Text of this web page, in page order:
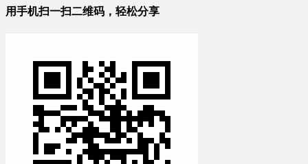
用手机扫一扫二维码，轻松分享